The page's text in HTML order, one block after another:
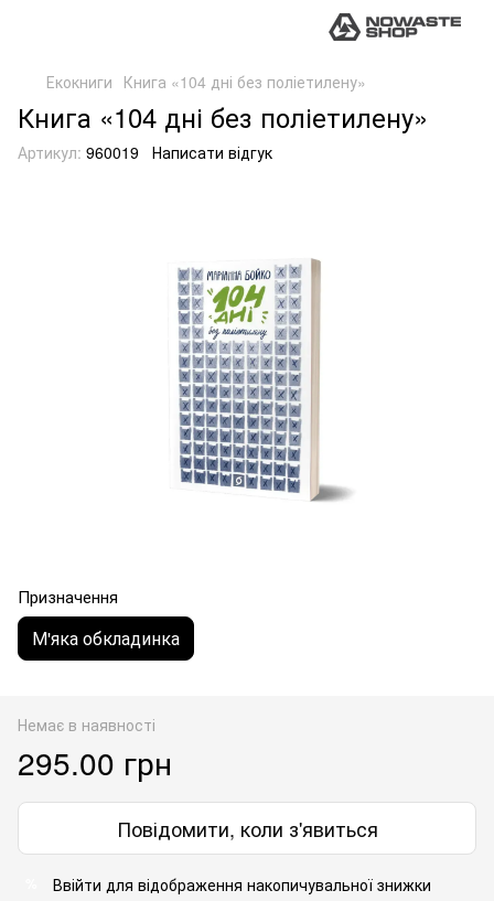
Екокниги Книга «104 дні без поліетилену»
Книга «104 дні без поліетилену»
Артикул: 960019 Написати відгук
Призначення
М'яка обкладинка
Немає в наявності
295.00 грн
Повідомити, коли з'явиться
Ввійти для відображення накопичувальної знижки